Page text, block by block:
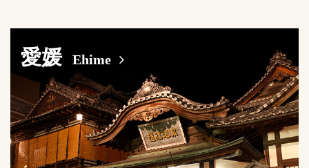
愛媛 Ehime